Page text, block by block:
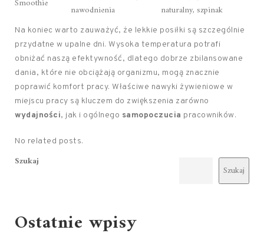
Smoothie
nawodnienia
naturalny, szpinak
Na koniec warto zauważyć, że lekkie posiłki są szczególnie
przydatne w upalne dni. Wysoka temperatura potrafi
obniżać naszą efektywność, dlatego dobrze zbilansowane
dania, które nie obciążają organizmu, mogą znacznie
poprawić komfort pracy. Właściwe nawyki żywieniowe w
miejscu pracy są kluczem do zwiększenia zarówno
wydajności, jak i ogólnego samopoczucia pracowników.
No related posts.
Szukaj
Szukaj
Ostatnie wpisy